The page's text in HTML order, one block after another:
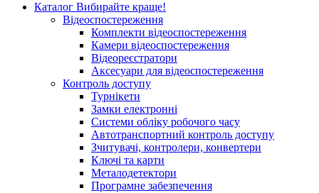
Каталог Вибирайте краще!
Відеоспостереження
Комплекти відеоспостереження
Камери відеоспостереження
Відеореєстратори
Аксесуари для відеоспостереження
Контроль доступу
Турнікети
Замки електронні
Системи обліку робочого часу
Автотранспортний контроль доступу
Зчитувачі, контролери, конвертери
Ключі та карти
Металодетектори
Програмне забезпечення